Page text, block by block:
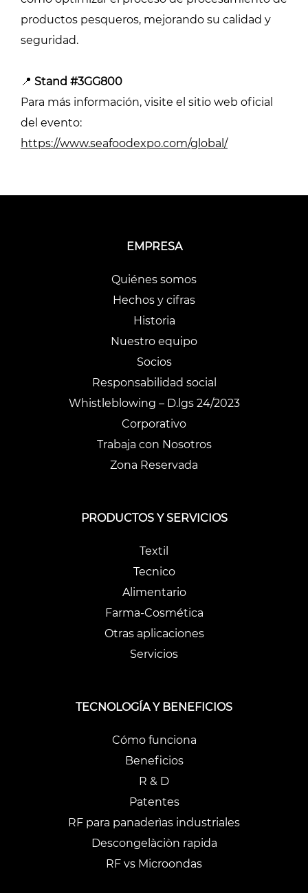
productos pesqueros, mejorando su calidad y
seguridad.
📍 Stand #3GG800
Para más información, visite el sitio web oficial
del evento:
https://www.seafoodexpo.com/global/
EMPRESA
Quiénes somos
Hechos y cifras
Historia
Nuestro equipo
Socios
Responsabilidad social
Whistleblowing – D.lgs 24/2023
Corporativo
Trabaja con Nosotros
Zona Reservada
PRODUCTOS Y SERVICIOS
Textil
Tecnico
Alimentario
Farma-Cosmética
Otras aplicaciones
Servicios
TECNOLOGÍA Y BENEFICIOS
Cómo funciona
Beneficios
R & D
Patentes
RF para panaderìas industriales
Descongelàciòn rapida
RF vs Microondas